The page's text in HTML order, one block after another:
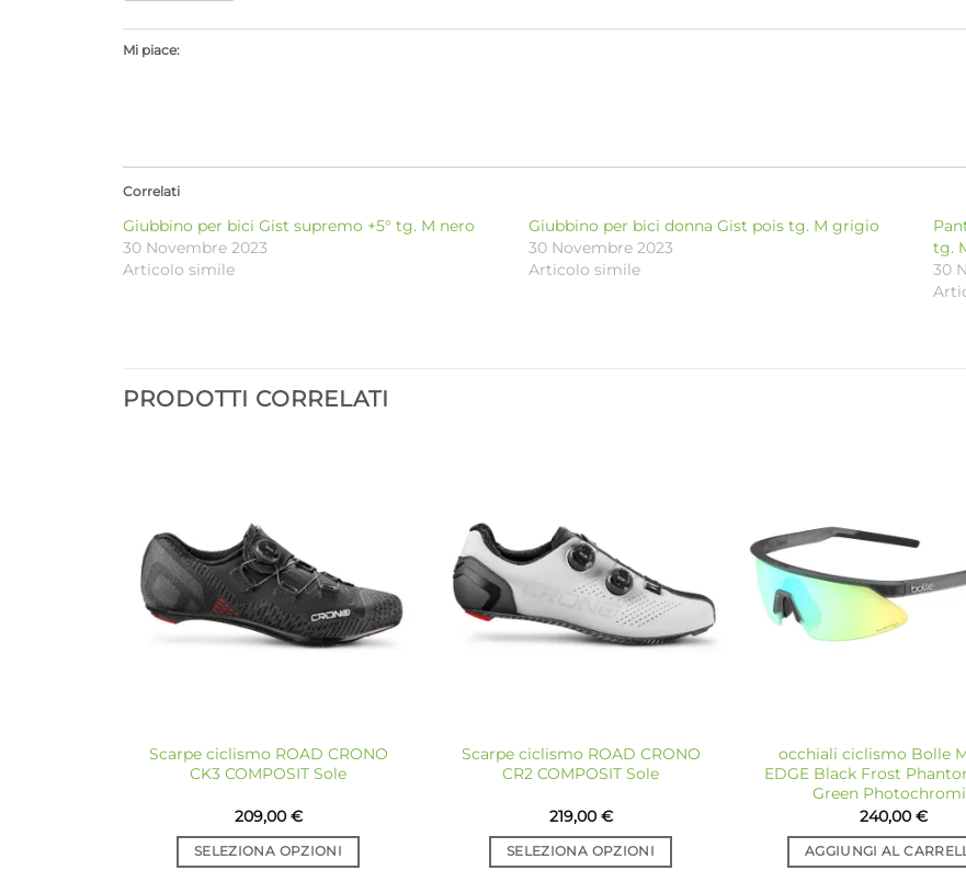
Mi piace:
Correlati
Giubbino per bici Gist supremo +5° tg. M nero
30 Novembre 2023
Articolo simile
Giubbino per bici donna Gist pois tg. M grigio
30 Novembre 2023
Articolo simile
tg.
30
PRODOTTI CORRELATI
Scarpe ciclismo ROAD CRONO
CK3 COMPOSIT Sole
209,00€
SELEZIONA OPZIONI
Scarpe ciclismo ROAD CRONO
CR2 COMPOSIT Sole
219,00€
SELEZIONA OPZIONI
occhiali ciclismo Bolle
EDGE Black Frost
Green
240,00€
AGGIUNGI AL